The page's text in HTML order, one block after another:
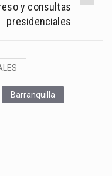
y consultas
presidenciales
Barranquilla